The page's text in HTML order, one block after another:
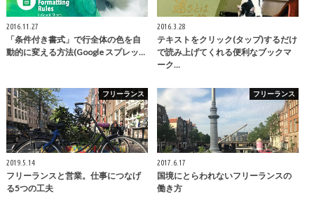
2016.11.27
「条件付き書式」で行全体の色を自
動的に変える方法(Google スプレッ…
2016.3.28
テキストをクリック(タップ)するだけ
で読み上げてくれる便利なブックマ
ーク…
フリーランス
2019.5.14
フリーランスと営業。仕事につなげ
る5つの工夫
フリーランス
2017.6.17
国境にとらわれないフリーランスの
働き方